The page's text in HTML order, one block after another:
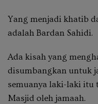
Yang menjadi khatib
adalah Bardan Sahidi.
Ada kisah yang
disumbangkan untuk
semuanya laki-laki itu
Masjid oleh jamaah.